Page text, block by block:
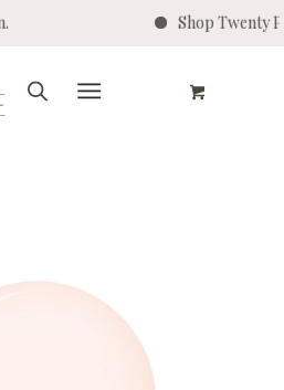
Shop Twenty Pro